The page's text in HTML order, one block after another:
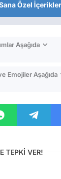
Özel İçerikler
Aşağıda
Emojiler Aşağıda
TEPKİ VER!